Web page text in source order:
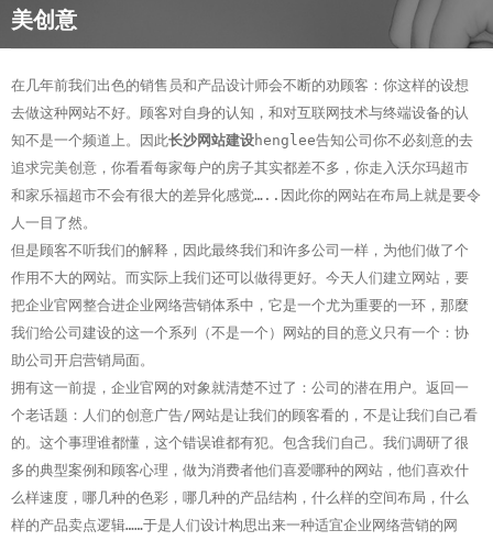
美创意
在几年前我们出色的销售员和产品设计师会不断的劝顾客：你这样的设想
去做这种网站不好。顾客对自身的认知，和对互联网技术与终端设备的认
知不是一个频道上。因此长沙网站建设henglee告知公司你不必刻意的去
追求完美创意，你看看每家每户的房子其实都差不多，你走入沃尔玛超市
和家乐福超市不会有很大的差异化感觉…..因此你的网站在布局上就是要令
人一目了然。
但是顾客不听我们的解释，因此最终我们和许多公司一样，为他们做了个
作用不大的网站。而实际上我们还可以做得更好。 今天人们建立网站，要
把企业官网整合进企业网络营销体系中，它是一个尤为重要的一环，那麼
我们给公司建设的这一个系列（不是一个）网站的目的意义只有一个：协
助公司开启营销局面。
拥有这一前提，企业官网的对象就清楚不过了：公司的潜在用户。 返回一
个老话题：人们的创意广告/网站是让我们的顾客看的，不是让我们自己看
的。这个事理谁都懂，这个错误谁都有犯。包含我们自己。 我们调研了很
多的典型案例和顾客心理，做为消费者他们喜爱哪种的网站，他们喜欢什
么样速度，哪几种的色彩，哪几种的产品结构，什么样的空间布局，什么
样的产品卖点逻辑……于是人们设计构思出来一种适宜企业网络营销的网